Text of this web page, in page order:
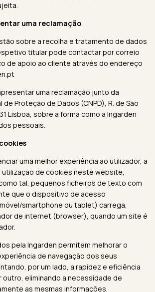
uma reclamação
sobre a recolha e tratamento de dados
titular pode contactar por correio
de apoio ao cliente através do endereço
uma reclamação junto da
de Proteção de Dados (CNPD), R. de São
Lisboa, sobre a forma como a Ingarden
pessoais.
uma melhor experiência ao utilizador, a
utilização de cookies neste website,
tal, pequenos ficheiros de texto com
que o dispositivo de acesso
smartphone ou tablet) carrega,
de internet (browser), quando um site é
pela Ingarden permitem melhorar o
de navegação dos seus
por um lado, a rapidez e eficiência
eliminando a necessidade de
as mesmas informações.